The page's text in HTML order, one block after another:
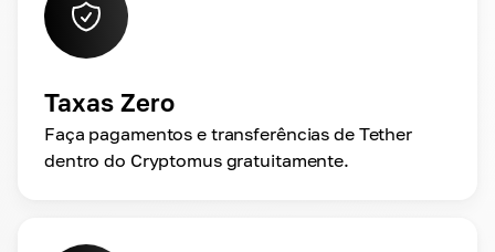
Taxas Zero
Faça pagamentos e transferências de Tether
dentro do Cryptomus gratuitamente.